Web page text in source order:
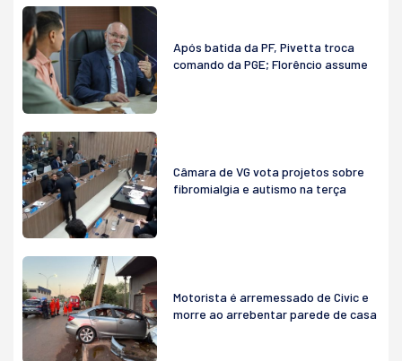
Após batida da PF, Pivetta troca
comando da PGE; Florêncio assume
Câmara de VG vota projetos sobre
fibromialgia e autismo na terça
Motorista é arremessado de Civic e
morre ao arrebentar parede de casa